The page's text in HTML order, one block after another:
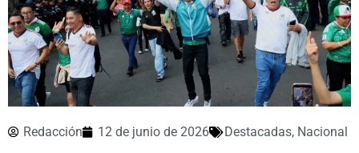
Redacción 12 de junio de 2026 Destacadas, Nacional